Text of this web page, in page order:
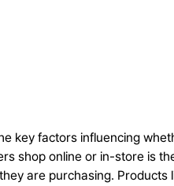
key factors influencing
shop online or in-store is
are purchasing. Products